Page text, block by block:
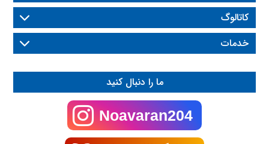
کاتالوگ
خدمات
ما را دنبال کنید
Noavaran204
های مدیریت سازمانی دارید میتوانید از طریق
واتساپ
938-033-9383 (98)
matin.psh1998.mp@gmail.com